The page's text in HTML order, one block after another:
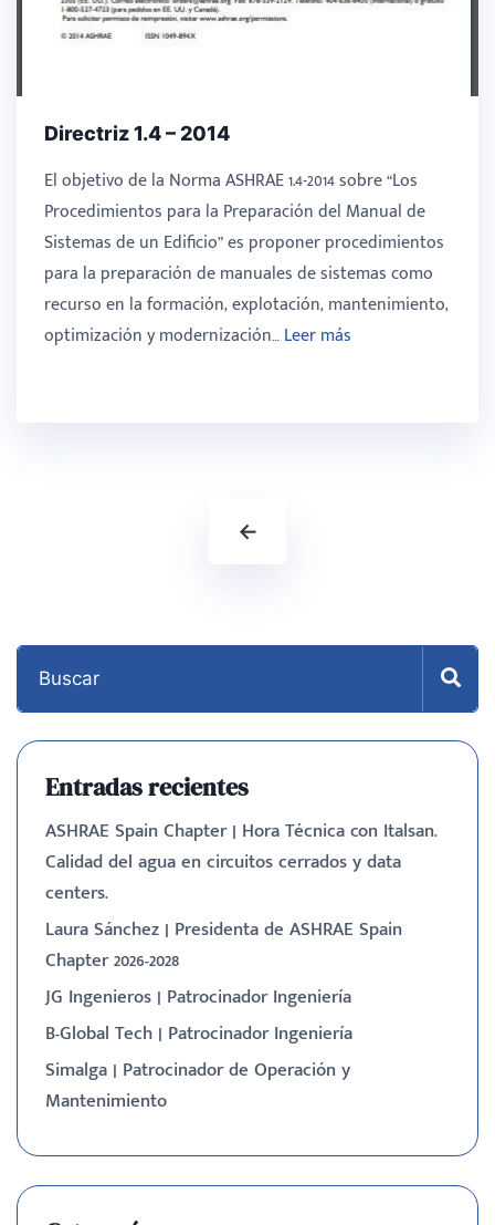
Directriz 1.4 – 2014
El objetivo de la Norma ASHRAE 1.4-2014 sobre “Los
Procedimientos para la Preparación del Manual de
Sistemas de un Edificio” es proponer procedimientos
para la preparación de manuales de sistemas como
recurso en la formación, explotación, mantenimiento,
optimización y modernización…Leer más
←
Entradas recientes
ASHRAE Spain Chapter | Hora Técnica con Italsan.
Calidad del agua en circuitos cerrados y data
centers.
Laura Sánchez | Presidenta de ASHRAE Spain
Chapter 2026-2028
JG Ingenieros | Patrocinador Ingeniería
B-Global Tech | Patrocinador Ingeniería
Simalga | Patrocinador de Operación y
Mantenimiento